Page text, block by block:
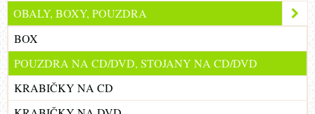
OBALY, BOXY, POUZDRA
BOX
POUZDRA NA CD/DVD, STOJANY NA CD/DVD
KRABIČKY NA CD